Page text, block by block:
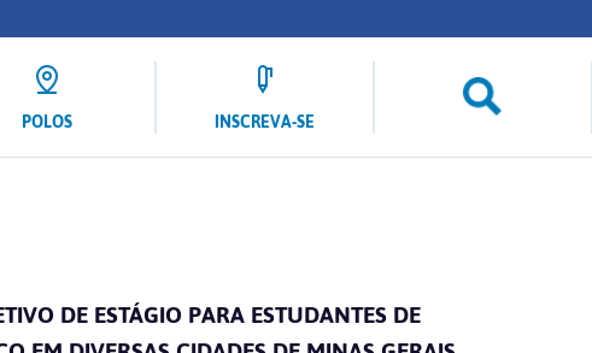
POLOS INSCREVA-SE
DE ESTÁGIO PARA ESTUDANTES DE